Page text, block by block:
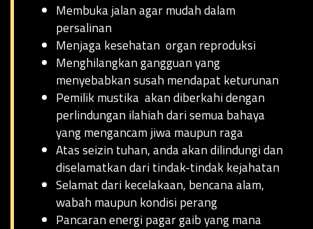
Membuka jalan agar mudah dalam
persalinan
Menjaga kesehatan organ reproduksi
Menghilangkan gangguan yang
menyebabkan susah mendapat keturunan
Pemilik mustika akan diberkahi dengan
perlindungan ilahiah dari semua bahaya
yang mengancam jiwa maupun raga
Atas seizin tuhan, anda akan dilindungi dan
diselamatkan dari tindak-tindak kejahatan
Selamat dari kecelakaan, bencana alam,
wabah maupun kondisi perang
Pancaran energi pagar gaib yang mana